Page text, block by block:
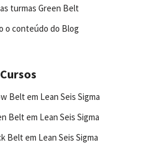
turmas Green Belt
o conteúdo do Blog
Cursos
Belt em Lean Seis Sigma
Belt em Lean Seis Sigma
Belt em Lean Seis Sigma